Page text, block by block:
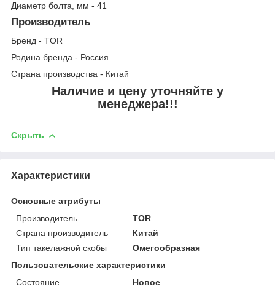
Диаметр болта, мм - 41
Производитель
Бренд - TOR
Родина бренда - Россия
Страна производства - Китай
Наличие и цену уточняйте у
менеджера!!!
Скрыть
Характеристики
Основные атрибуты
Производитель
TOR
Страна производитель
Китай
Тип такелажной скобы
Омегообразная
Пользовательские характеристики
Состояние
Новое